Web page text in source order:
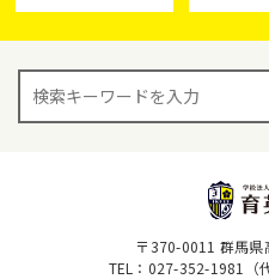
〒370-0011 群馬県
TEL：027-352-1981（代